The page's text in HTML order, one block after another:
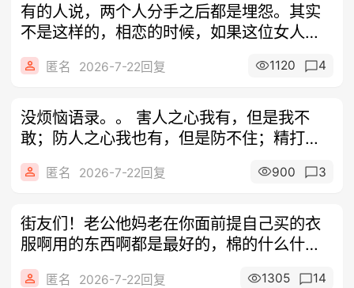
有的人说，两个人分手之后都是埋怨。其实
不是这样的，相恋的时候，如果这位女人或
者男
匿名 2026-7-22回复 1120 4
没烦恼语录。。 害人之心我有，但是我不
敢；防人之心我也有，但是防不住；精打细
算我
匿名 2026-7-22回复 900 3
街友们！老公他妈老在你面前提自己买的衣
服啊用的东西啊都是最好的，棉的什么什么
的，
匿名 2026-7-22回复 1305 14